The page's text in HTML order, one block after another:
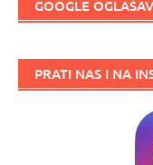
GOOGLE
PRATI NAS I NA